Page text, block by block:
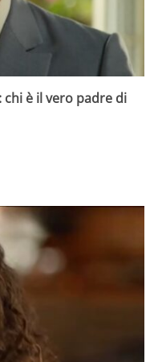
è il vero padre di